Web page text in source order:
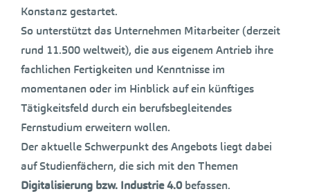
Konstanz gestartet.
So unterstützt das Unternehmen Mitarbeiter (derzeit
rund 11.500 weltweit), die aus eigenem Antrieb ihre
fachlichen Fertigkeiten und Kenntnisse im
momentanen oder im Hinblick auf ein künftiges
Tätigkeitsfeld durch ein berufsbegleitendes
Fernstudium erweitern wollen.
Der aktuelle Schwerpunkt des Angebots liegt dabei
auf Studienfächern, die sich mit den Themen
Digitalisierung bzw. Industrie 4.0befassen.